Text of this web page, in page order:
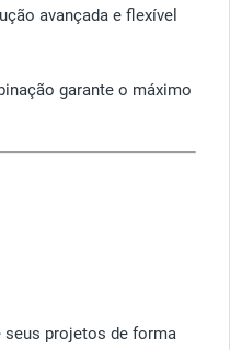
avançada e flexível
garante o máximo
seus projetos de forma